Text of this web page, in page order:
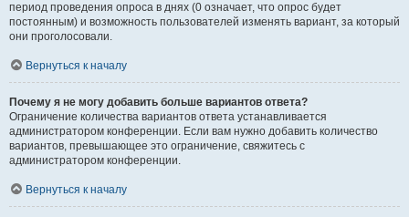
период проведения опроса в днях (0 означает, что опрос будет
постоянным) и возможность пользователей изменять вариант, за который
они проголосовали.
Вернуться к началу
Почему я не могу добавить больше вариантов ответа?
Ограничение количества вариантов ответа устанавливается
администратором конференции. Если вам нужно добавить количество
вариантов, превышающее это ограничение, свяжитесь с
администратором конференции.
Вернуться к началу